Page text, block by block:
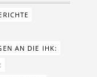
AN DIE IHK: